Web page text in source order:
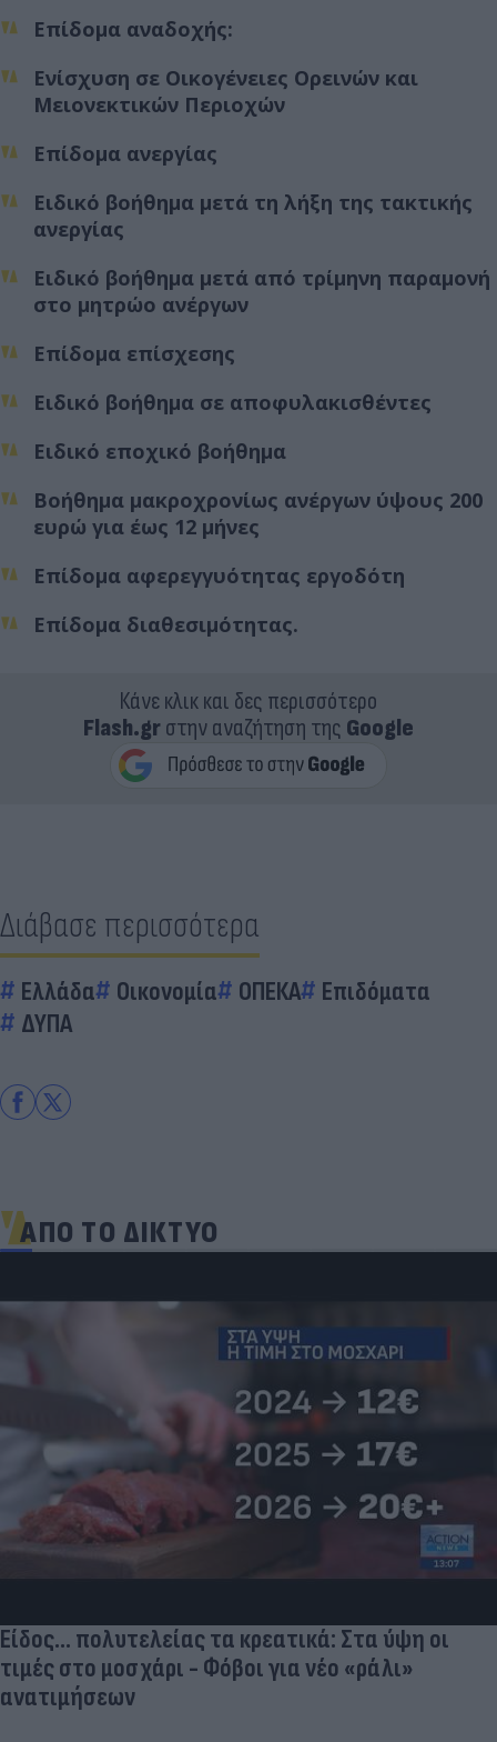
Επίδομα αναδοχής:
Ενίσχυση σε Οικογένειες Ορεινών και
Μειονεκτικών Περιοχών
Επίδομα ανεργίας
Ειδικό βοήθημα μετά τη λήξη της τακτικής
ανεργίας
Ειδικό βοήθημα μετά από τρίμηνη παραμονή
στο μητρώο ανέργων
Επίδομα επίσχεσης
Ειδικό βοήθημα σε αποφυλακισθέντες
Ειδικό εποχικό βοήθημα
Βοήθημα μακροχρονίως ανέργων ύψους 200
ευρώ για έως 12 μήνες
Επίδομα αφερεγγυότητας εργοδότη
Επίδομα διαθεσιμότητας.
Κάνε κλικ και δες περισσότερο
Flash.grστην αναζήτηση της Google
Διάβασε περισσότερα
Ελλάδα Οικονομία ΟΠΕΚΑ
Επιδόματα
ΔΥΠΑ
ΑΠΟ ΤΟ ΔΙΚΤΥΟ
Είδος... πολυτελείας τα κρεατικά: Στα ύψη οι
τιμές στο μοσχάρι - Φόβοι για νέο «ράλι»
ανατιμήσεων